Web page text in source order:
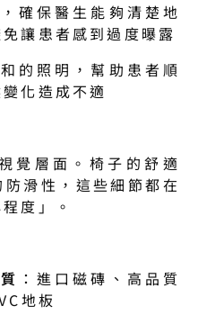
確保醫生能夠清楚地
讓患者感到過度曝露
和的照明，幫助患者順
化造成不適
覺層面。椅子的舒適
滑性，這些細節都在
度」。
：進口磁磚、高品質
地板